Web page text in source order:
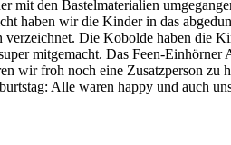
den Bastelmaterialien
haben wir die Kinder in das
Die Kobolde haben die
mitgemacht. Das Feen-Einhörner
wir froh noch eine Zusatzperson zu
Alle waren happy und auch